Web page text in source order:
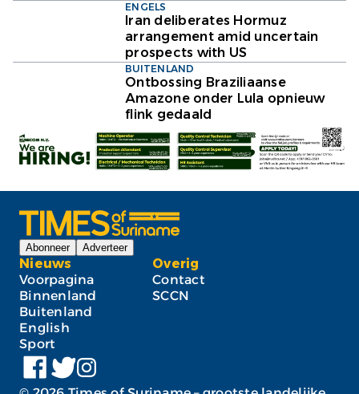
ENGELS
Iran deliberates Hormuz
arrangement amid uncertain
prospects with US
BUITENLAND
Ontbossing Braziliaanse
Amazone onder Lula opnieuw
flink gedaald
Abonneer Adverteer
Nieuws
Voorpagina
Binnenland
Buitenland
English
Sport
Overig
Contact
SCCN